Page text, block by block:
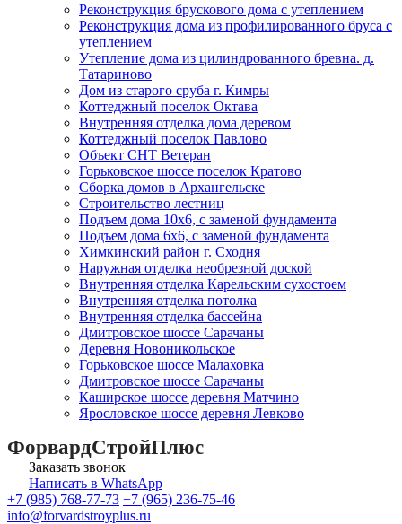
Реконструкция брускового дома с утеплением
Реконструкция дома из профилированного бруса с
утеплением
Утепление дома из цилиндрованного бревна. д.
Татариново
Дом из старого сруба г. Кимры
Коттеджный поселок Октава
Внутренняя отделка дома деревом
Коттеджный поселок Павлово
Объект СНТ Ветеран
Горьковское шоссе поселок Кратово
Сборка домов в Архангельске
Строительство лестниц
Подъем дома 10х6, с заменой фундамента
Подъем дома 6х6, с заменой фундамента
Химкинский район г. Сходня
Наружная отделка необрезной доской
Внутренняя отделка Карельским сухостоем
Внутренняя отделка потолка
Внутренняя отделка бассейна
Дмитровское шоссе Сарачаны
Деревня Новоникольское
Горьковское шоссе Малаховка
Дмитровское шоссе Сарачаны
Каширское шоссе деревня Матчино
Ярословское шоссе деревня Левково
ФорвардСтройПлюс
Заказать звонок
Написать в WhatsApp
+7 (985) 768-77-73 +7 (965) 236-75-46
info@forvardstroyplus.ru